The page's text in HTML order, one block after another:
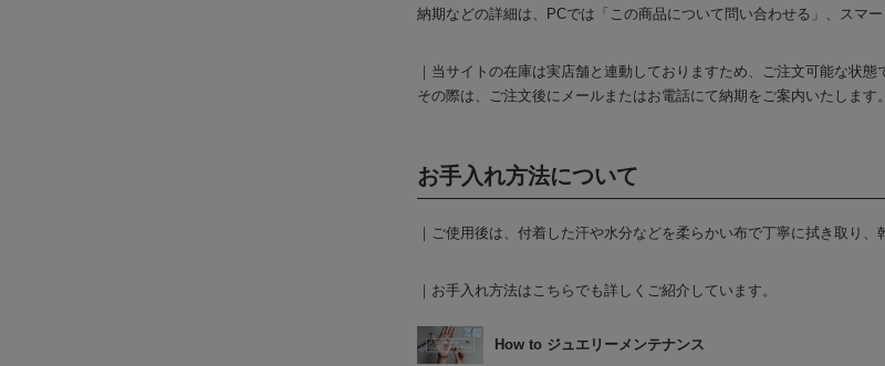
納期などの詳細は、PCでは「この商品について問い合わせる」、スマ
｜当サイトの在庫は実店舗と連動しておりますため、ご注文可能な状態
その際は、ご注文後にメールまたはお電話にて納期をご案内いたします。
お手入れ方法について
｜ご使用後は、付着した汗や水分などを柔らかい布で丁寧に拭き取り、
｜お手入れ方法はこちらでも詳しくご紹介しています。
How to ジュエリーメンテナンス